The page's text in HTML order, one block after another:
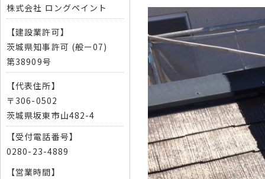
株式会社 ロングペイント
【建設業許可】
茨城県知事許可 (般ー07)
第38909号
【代表住所】
〒306-0502
茨城県坂東市山482-4
【受付電話番号】
0280-23-4889
【営業時間】